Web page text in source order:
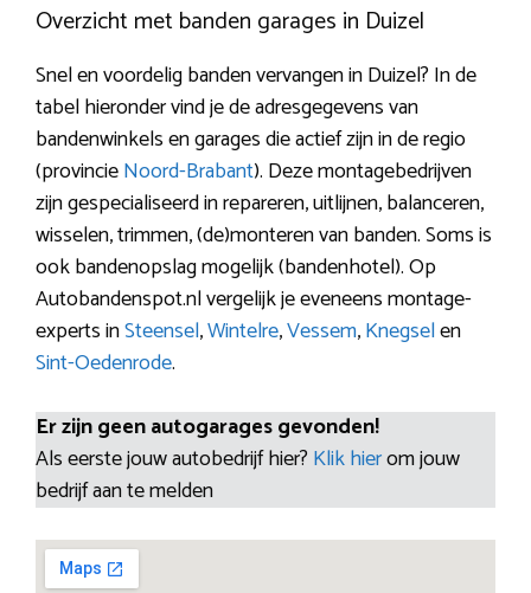
Overzicht met banden garages in Duizel
Snel en voordelig banden vervangen in Duizel? In de
tabel hieronder vind je de adresgegevens van
bandenwinkels en garages die actief zijn in de regio
(provincieNoord-Brabant). Deze montagebedrijven
zijn gespecialiseerd in repareren, uitlijnen, balanceren,
wisselen, trimmen, (de)monteren van banden. Soms is
ook bandenopslag mogelijk (bandenhotel). Op
Autobandenspot.nl vergelijk je eveneens montage-
experts inSteensel,Wintelre,Vessem,Knegselen
Sint-Oedenrode.
Er zijn geen autogarages gevonden!
Als eerste jouw autobedrijf hier? Klik hierom jouw
bedrijf aan te melden